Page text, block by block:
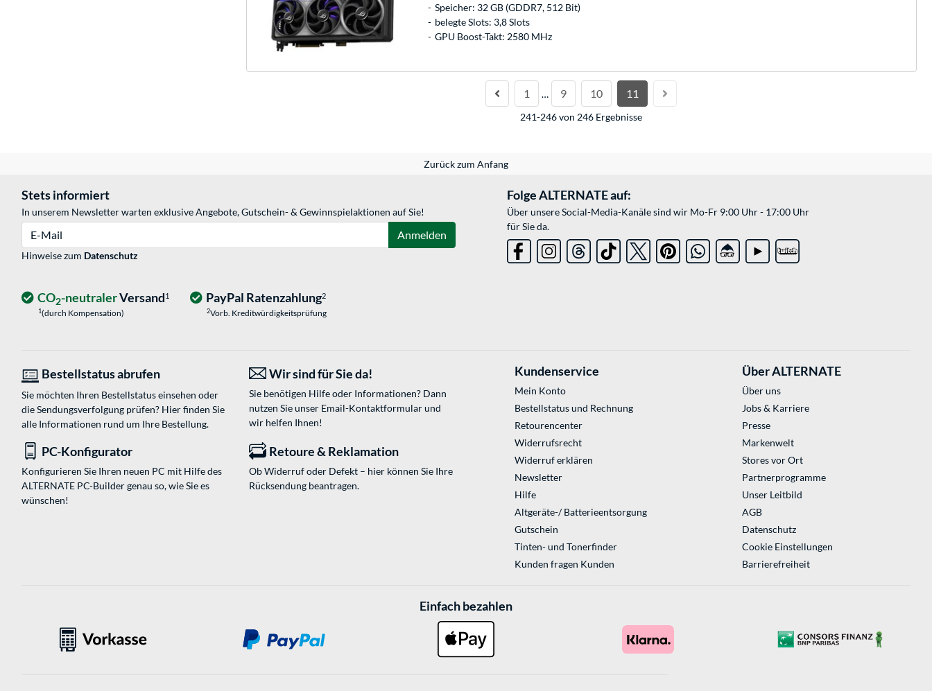
Speicher: 32 GB (GDDR7, 512 Bit)
belegte Slots: 3,8 Slots
GPU Boost-Takt: 2580 MHz
1 … 9 10 11
241-246 von 246 Ergebnisse
Zurück zum Anfang
Stets informiert
In unserem Newsletter warten exklusive Angebote, Gutschein- & Gewinnspielaktionen auf Sie!
E-Mail
Anmelden
Hinweise zum Datenschutz
Folge ALTERNATE auf:
Über unsere Social-Media-Kanäle sind wir Mo-Fr 9:00 Uhr - 17:00 Uhr
für Sie da.
CO2-neutralerVersand1
1(durch Kompensation)
PayPal Ratenzahlung2
2Vorb. Kreditwürdigkeitsprüfung
Bestellstatus abrufen
Sie möchten Ihren Bestellstatus einsehen oder
die Sendungsverfolgung prüfen? Hier finden Sie
alle Informationen rund um Ihre Bestellung.
Wir sind für Sie da!
Sie benötigen Hilfe oder Informationen? Dann
nutzen Sie unser Email-Kontaktformularund
wir helfen Ihnen!
PC-Konfigurator
Konfigurieren Sie Ihren neuen PC mit Hilfe des
ALTERNATE PC-Builder genau so, wie Sie es
wünschen!
Retoure & Reklamation
Ob Widerruf oder Defekt – hier können Sie Ihre
Rücksendung beantragen.
Kundenservice
Mein Konto
Bestellstatus und Rechnung
Retourencenter
Widerrufsrecht
Widerruf erklären
Newsletter
Hilfe
Altgeräte-/ Batterieentsorgung
Gutschein
Tinten- und Tonerfinder
Kunden fragen Kunden
Über ALTERNATE
Über uns
Jobs & Karriere
Presse
Markenwelt
Stores vor Ort
Partnerprogramme
Unser Leitbild
AGB
Datenschutz
Cookie Einstellungen
Barrierefreiheit
Einfach bezahlen